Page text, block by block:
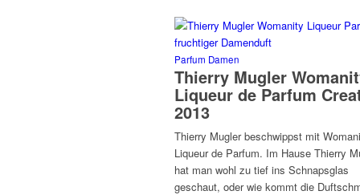
Parfum Damen
Thierry Mugler
Liqueur de Parfum
2013
Thierry Mugler beschwippst mit
Liqueur de Parfum. Im Hause Thierry
hat man wohl zu tief ins Schnapsglas
geschaut, oder wie kommt die